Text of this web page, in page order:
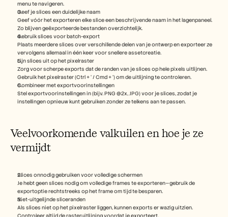
menu te navigeren.
Geef je slices een duidelijke naam
Geef vóór het exporteren elke slice een beschrijvende naam in het lagenpaneel.
Zo blijven geëxporteerde bestanden overzichtelijk.
Gebruik slices voor batch-export
Plaats meerdere slices over verschillende delen van je ontwerp en exporteer ze
vervolgens allemaal in één keer voor snellere assetcreatie.
Lijn slices uit op het pixelraster
Zorg voor scherpe exports dat de randen van je slices op hele pixels uitlijnen.
Gebruik het pixelraster (Ctrl + ‘ / Cmd + ‘) om de uitlijning te controleren.
Combineer met exportvoorinstellingen
Stel exportvoorinstellingen in (bijv. PNG @2x, JPG) voor je slices, zodat je
instellingen opnieuw kunt gebruiken zonder ze telkens aan te passen.
Veelvoorkomende valkuilen en hoe je ze
vermijdt
Slices onnodig gebruiken voor volledige schermen
Je hebt geen slices nodig om volledige frames te exporteren—gebruik de
exportoptie rechtstreeks op het frame om tijd te besparen.
Niet-uitgelijnde sliceranden
Als slices niet op het pixelraster liggen, kunnen exports er wazig uitzien.